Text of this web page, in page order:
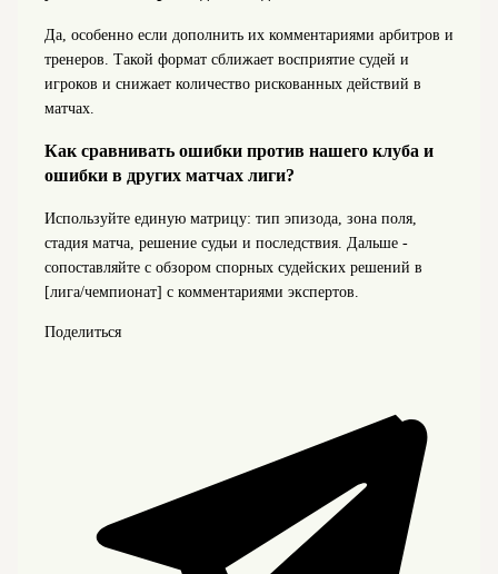
Да, особенно если дополнить их комментариями арбитров и
тренеров. Такой формат сближает восприятие судей и
игроков и снижает количество рискованных действий в
матчах.
Как сравнивать ошибки против нашего клуба и
ошибки в других матчах лиги?
Используйте единую матрицу: тип эпизода, зона поля,
стадия матча, решение судьи и последствия. Дальше -
сопоставляйте с обзором спорных судейских решений в
[лига/чемпионат] с комментариями экспертов.
Поделиться